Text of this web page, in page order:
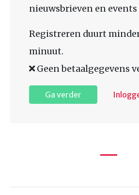
nieuwsbrieven en events
Registreren duurt
minuut.
Geen betaalgegevens
Ga verder